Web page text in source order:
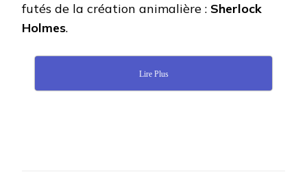
futés de la création animalière : Sherlock
Holmes.
Lire Plus